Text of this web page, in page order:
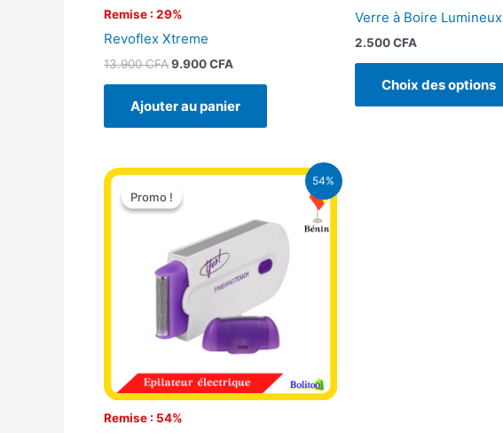
Remise : 29%
Revoflex Xtreme
13.900CFA9.900CFA
Ajouter au panier
Verre à Boire Lumineux
2.500CFA
Choix des options
54%
Promo !
Remise : 54%
Promo !
Le
initial
14.000 CFA.
Le
est :
6.500 CFA.